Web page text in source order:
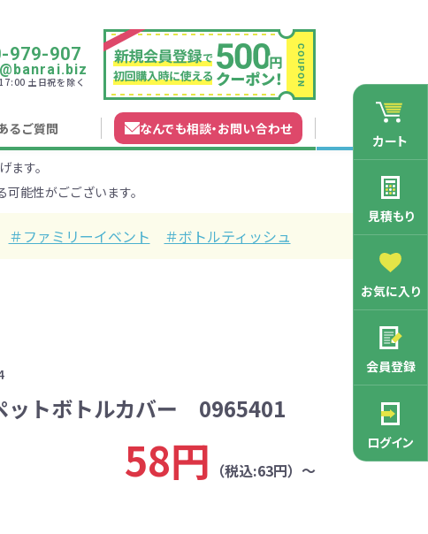
不織布バッグ
保冷バッグ
ンポーチ キャンバスポーチ
ケース マルチケース
プ
ガラスマグカップ
脂 リサイクルレザー
ラバーウッド
ト・抽選会
貨
ッチン雑貨 生活雑貨
ル・PCグッズ 生活雑貨
印刷バッグ特集
交通安全 消防・救急グッズ
記念品
入れガイド
るご質問 なんでも相談・お問い合わせ
979-907
土日祝を除く
カート
見積もり
お気に入り
会員登録
ログイン
す。
能性がごございます。
＃ファミリーイベント ＃ボトルティッシュ
ットボトルカバー 0965401
58円 （税込:63円）～